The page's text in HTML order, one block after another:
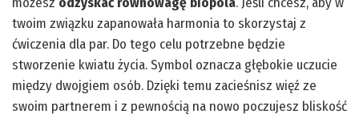
twoim związku zapanowała harmonia to skorzystaj z
ćwiczenia dla par. Do tego celu potrzebne będzie
stworzenie kwiatu życia. Symbol oznacza głębokie uczucie
między dwojgiem osób. Dzięki temu zacieśnisz więź ze
swoim partnerem i z pewnością na nowo poczujesz bliskość